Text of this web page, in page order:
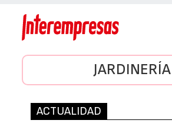
JARDINERÍA
ACTUALIDAD